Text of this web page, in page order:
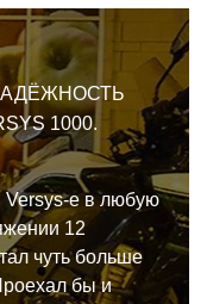
Не
а для
1000.
е в любую
12
чуть больше
бы и